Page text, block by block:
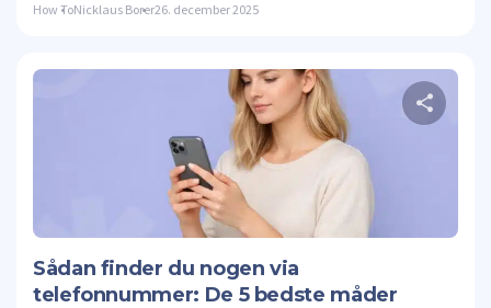
How ToNicklaus Borer26. december 2025
Sådan finder du nogen via
telefonnummer: De 5 bedste måder